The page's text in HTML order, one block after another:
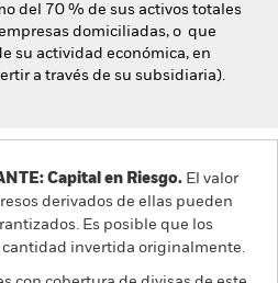
del 70 % de sus activos totales
domiciliadas, o que
su actividad económica, en
a través de su subsidiaria).
Capital en Riesgo. El valor
derivados de ellas pueden
Es posible que los
cantidad invertida originalmente.